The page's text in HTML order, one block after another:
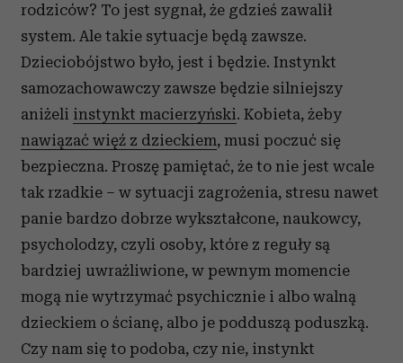
rodziców? To jest sygnał, że gdzieś zawalił
system. Ale takie sytuacje będą zawsze.
Dzieciobójstwo było, jest i będzie. Instynkt
samozachowawczy zawsze będzie silniejszy
aniżeli instynkt macierzyński. Kobieta, żeby
nawiązać więź z dzieckiem, musi poczuć się
bezpieczna. Proszę pamiętać, że to nie jest wcale
tak rzadkie – w sytuacji zagrożenia, stresu nawet
panie bardzo dobrze wykształcone, naukowcy,
psycholodzy, czyli osoby, które z reguły są
bardziej uwrażliwione, w pewnym momencie
mogą nie wytrzymać psychicznie i albo walną
dzieckiem o ścianę, albo je podduszą poduszką.
Czy nam się to podoba, czy nie, instynkt